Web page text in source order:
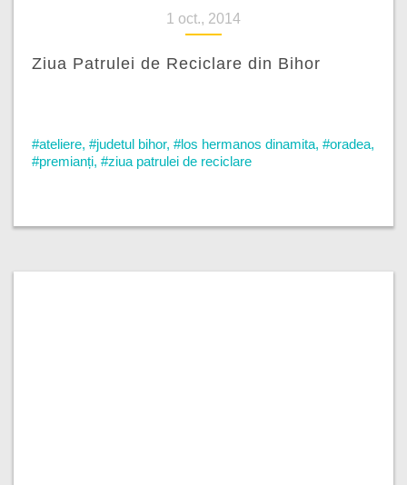
1 oct., 2014
Ziua Patrulei de Reciclare din Bihor
#ateliere, #judetul bihor, #los hermanos dinamita, #oradea,
#premianți, #ziua patrulei de reciclare